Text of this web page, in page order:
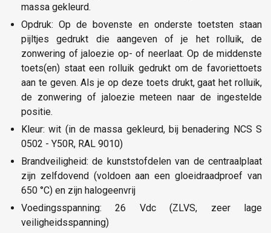
massa gekleurd.
Opdruk: Op de bovenste en onderste toetsten staan
pijltjes gedrukt die aangeven of je het rolluik, de
zonwering of jaloezie op- of neerlaat. Op de middenste
toets(en) staat een rolluik gedrukt om de favoriettoets
aan te geven. Als je op deze toets drukt, gaat het rolluik,
de zonwering of jaloezie meteen naar de ingestelde
positie.
Kleur: wit (in de massa gekleurd, bij benadering NCS S
0502 - Y50R, RAL 9010)
Brandveiligheid: de kunststofdelen van de centraalplaat
zijn zelfdovend (voldoen aan een gloeidraadproef van
650 °C) en zijn halogeenvrij
Voedingsspanning: 26 Vdc (ZLVS, zeer lage
veiligheidsspanning)